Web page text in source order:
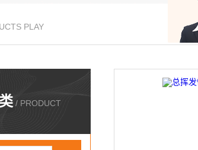
PLAY
/ PRODUCT